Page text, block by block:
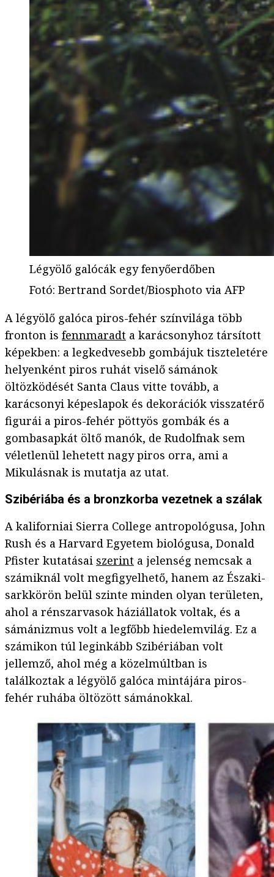
Légyölő galócák egy fenyőerdőben
Fotó: Bertrand Sordet/Biosphoto via AFP
A légyölő galóca piros-fehér színvilága több
fronton is fennmaradt a karácsonyhoz társított
képekben: a legkedvesebb gombájuk tiszteletére
helyenként piros ruhát viselő sámánok
öltözködését Santa Claus vitte tovább, a
karácsonyi képeslapok és dekorációk visszatérő
figurái a piros-fehér pöttyös gombák és a
gombasapkát öltő manók, de Rudolfnak sem
véletlenül lehetett nagy piros orra, ami a
Mikulásnak is mutatja az utat.
Szibériába és a bronzkorba vezetnek a szálak
A kaliforniai Sierra College antropológusa, John
Rush és a Harvard Egyetem biológusa, Donald
Pfister kutatásai szerint a jelenség nemcsak a
számiknál volt megfigyelhető, hanem az Északi-
sarkkörön belül szinte minden olyan területen,
ahol a rénszarvasok háziállatok voltak, és a
sámánizmus volt a legfőbb hiedelemvilág. Ez a
számikon túl leginkább Szibériában volt
jellemző, ahol még a közelmúltban is
találkoztak a légyölő galóca mintájára piros-
fehér ruhába öltözött sámánokkal.